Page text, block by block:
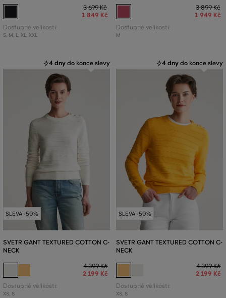
3 699 Kč
1 849 Kč
Dostupné velikosti:
S, M, L, XL, XXL
3 899 Kč
1 949 Kč
Dostupné velikosti:
M
4 dny do konce slevy
SLEVA -50%
SVETR GANT TEXTURED COTTON C-
NECK
4 399 Kč
2 199 Kč
Dostupné velikosti:
XS, S
4 dny do konce slevy
SLEVA -50%
SVETR GANT TEXTURED COTTON C-
NECK
4 399 Kč
2 199 Kč
Dostupné velikosti:
XS, S